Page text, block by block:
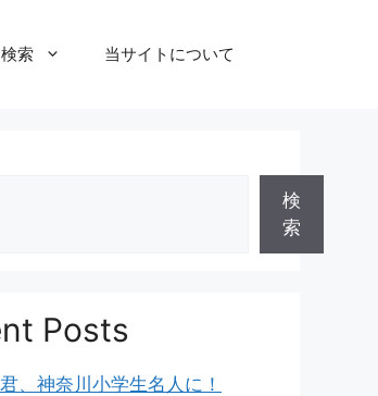
索 当サイトについて
検
索
Posts
、神奈川小学生名人に！